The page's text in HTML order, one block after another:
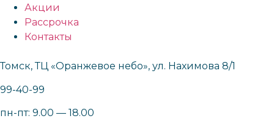
Акции
Рассрочка
Контакты
Томск, ТЦ «Оранжевое небо», ул. Нахимова 8/1
99-40-99
пн-пт: 9.00 — 18.00